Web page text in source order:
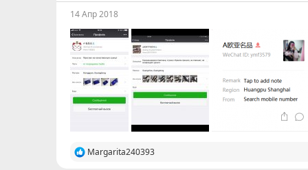
14 Апр 2018
Р
Margarita240393